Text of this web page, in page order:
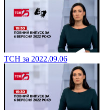
ТСН за 2022.09.06